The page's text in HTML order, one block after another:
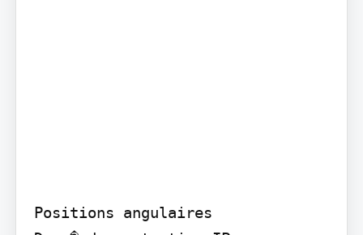
Positions angulaires